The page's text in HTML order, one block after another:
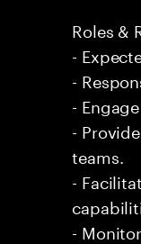
Roles &
-
-
-
-
teams.
-
-